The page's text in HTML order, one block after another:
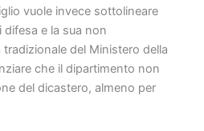
vuole invece sottolineare
difesa e la sua non
del Ministero della
che il dipartimento non
del dicastero, almeno per